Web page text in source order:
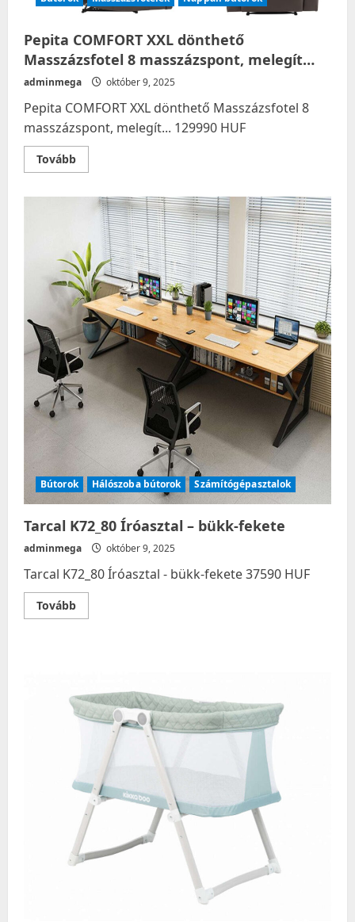
Pepita COMFORT XXL dönthető
Masszázsfotel 8 masszázspont, melegít…
adminmega október 9, 2025
Pepita COMFORT XXL dönthető Masszázsfotel 8
masszázspont, melegít... 129990 HUF
TovábbRead
more
COMFORT
XXL
dönthető
Masszázsfotel
masszázspont,
melegít…
Bútorok Hálószoba bútorok Számítógépasztalok
Tarcal K72_80 Íróasztal – bükk-fekete
adminmega október 9, 2025
Tarcal K72_80 Íróasztal - bükk-fekete 37590 HUF
TovábbRead
more
fekete